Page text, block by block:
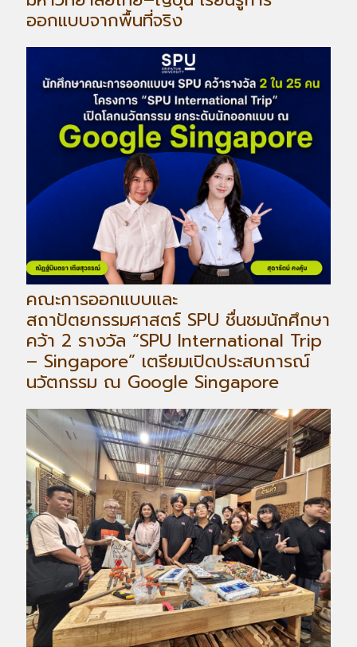
ออกแบบจากพื้นที่จริง
คณะการออกแบบและ
สถาปัตยกรรมศาสตร์ SPU ชื่นชมนักศึกษา
คว้า 2 รางวัล “SPU International Trip
– Singapore” เตรียมเปิดประสบการณ์
นวัตกรรม ณ Google Singapore